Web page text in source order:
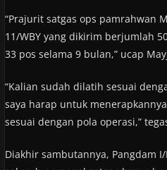
“Prajurit satgas ops pamrahwan
11/WBY yang dikirim berjumlah
33 pos selama 9 bulan,” ucap
“Kalian sudah dilatih sesuai
saya harap untuk menerapkannya
sesuai dengan pola operasi,”
Diakhir sambutannya, Pangdam